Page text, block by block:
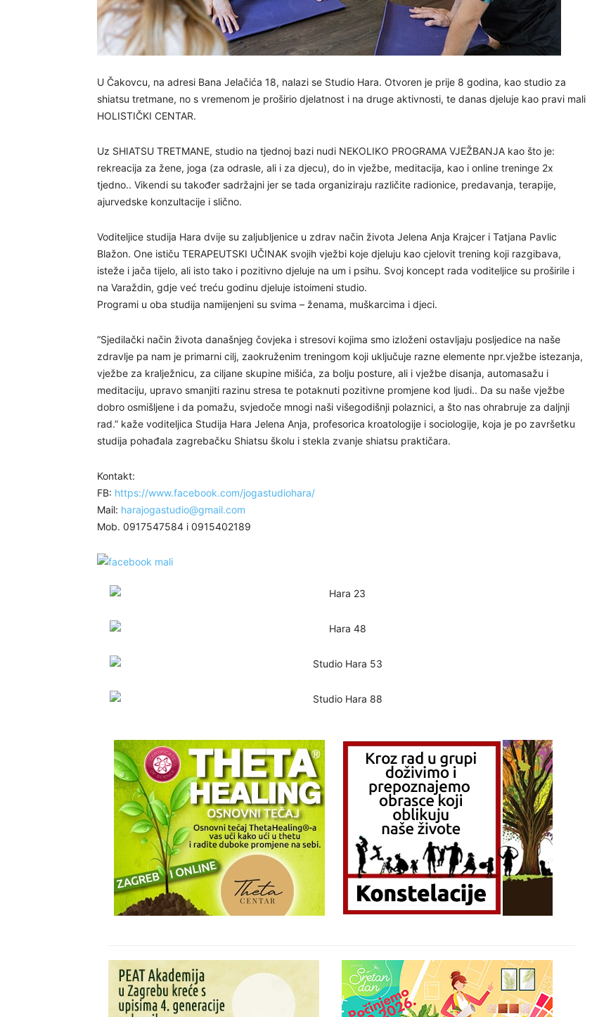
U Čakovcu, na adresi Bana Jelačića 18, nalazi se Studio Hara. Otvoren je prije 8 godina, kao studio za
shiatsu tretmane, no s vremenom je proširio djelatnost i na druge aktivnosti, te danas djeluje kao pravi mali
HOLISTIČKI CENTAR.
Uz SHIATSU TRETMANE, studio na tjednoj bazi nudi NEKOLIKO PROGRAMA VJEŽBANJA kao što je:
rekreacija za žene, joga (za odrasle, ali i za djecu), do in vježbe, meditacija, kao i online treninge 2x
tjedno.. Vikendi su također sadržajni jer se tada organiziraju različite radionice, predavanja, terapije,
ajurvedske konzultacije i slično.
Voditeljice studija Hara dvije su zaljubljenice u zdrav način života Jelena Anja Krajcer i Tatjana Pavlic
Blažon. One ističu TERAPEUTSKI UČINAK svojih vježbi koje djeluju kao cjelovit trening koji razgibava,
isteže i jača tijelo, ali isto tako i pozitivno djeluje na um i psihu. Svoj koncept rada voditeljice su proširile i
na Varaždin, gdje već treću godinu djeluje istoimeni studio.
Programi u oba studija namijenjeni su svima – ženama, muškarcima i djeci.
“Sjedilački način života današnjeg čovjeka i stresovi kojima smo izloženi ostavljaju posljedice na naše
zdravlje pa nam je primarni cilj, zaokruženim treningom koji uključuje razne elemente npr.vježbe istezanja,
vježbe za kralježnicu, za ciljane skupine mišića, za bolju posture, ali i vježbe disanja, automasažu i
meditaciju, upravo smanjiti razinu stresa te potaknuti pozitivne promjene kod ljudi.. Da su naše vježbe
dobro osmišljene i da pomažu, svjedoče mnogi naši višegodišnji polaznici, a što nas ohrabruje za daljnji
rad.” kaže voditeljica Studija Hara Jelena Anja, profesorica kroatologije i sociologije, koja je po završetku
studija pohađala zagrebačku Shiatsu školu i stekla zvanje shiatsu praktičara.
Kontakt:
FB: https://www.facebook.com/jogastudiohara/
Mail: harajogastudio@gmail.com
Mob. 0917547584 i 0915402189